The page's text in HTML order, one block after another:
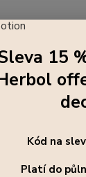
0,75 l PNZ
na
15
Kód na
Platí do